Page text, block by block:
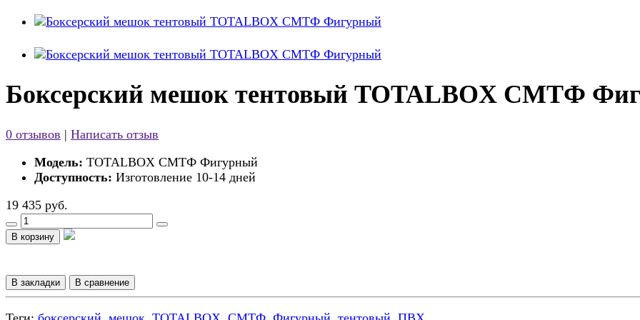
Боксерский мешок тентовый TOTALBOX CMTФ
0 отзывов | Написать отзыв
Модель: TOTALBOX CMTФ Фигурный
Доступность: Изготовление 10-14 дней
19 435 руб.
В корзину
В закладки В сравнение